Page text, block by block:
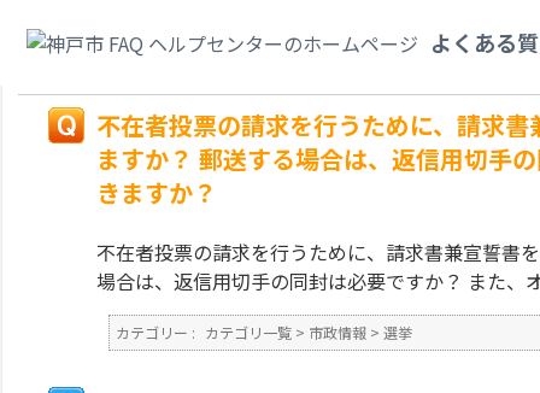
よくある
郵送する場合は、返信用切手の同封は必要ですか？ また、オンラインによる請
不在者投票の請求を行うために、請求
ますか？ 郵送する場合は、返信用切手
きますか？
不在者投票の請求を行うために、請求書兼宣誓書
場合は、返信用切手の同封は必要ですか？ また、
カテゴリー : カテゴリ一覧 > 市政情報 > 選挙